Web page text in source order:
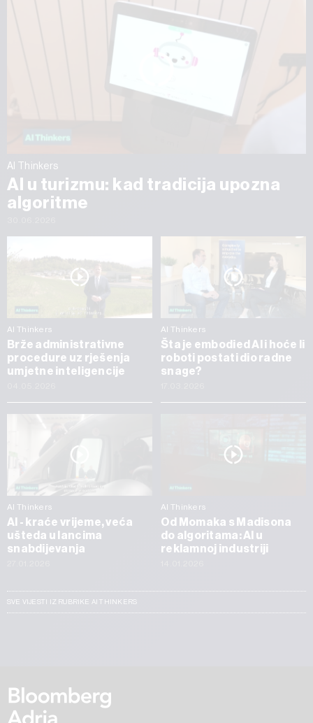
AI Thinkers
AI u turizmu: kad tradicija upozna
algoritme
AI Thinkers
Brže administrativne
procedure uz rješenja
umjetne inteligencije
AI Thinkers
Šta je embodied AI i hoće li
roboti postati dio radne
snage?
AI Thinkers
AI - kraće vrijeme, veća
ušteda u lancima
snabdijevanja
AI Thinkers
Od Momaka s Madisona
do algoritama: AI u
reklamnoj industriji
SVE VIJESTI IZ RUBRIKE AI THINKERS